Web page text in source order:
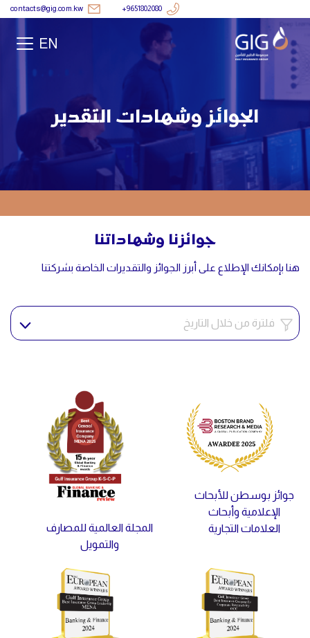
+9651802080
contacts@gig.com.kw
EN
الجوائز وشهادات التقدير
جوائزنا وشهاداتنا
هنا بإمكانك الإطلاع على أبرز الجوائز والتقديرات الخاصة بشركتنا
جوائز بوسطن للأبحاث
الإعلامية وأبحاث
العلامات التجارية
المجلة العالمية للمصارف
والتمويل